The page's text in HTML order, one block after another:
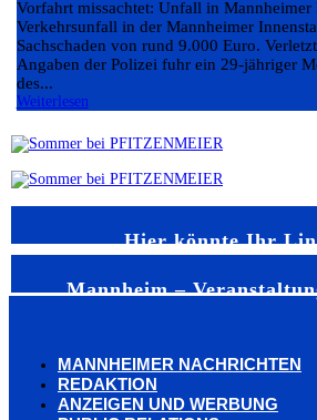
Vorfahrt missachtet: Unfall in Mannheimer
Verkehrsunfall in der Mannheimer
Sachschaden von rund 9.000 Euro.
Angaben der Polizei fuhr ein 29-jähriger
des...
Weiterlesen
Hier könnte Ihr
Mannheim –
MANNHEIMER NACHRICHTEN
REDAKTION
ANZEIGEN UND WERBUNG